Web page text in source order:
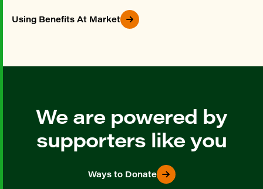
Using Benefits At Market
We are powered by
supporters like you
Ways to Donate